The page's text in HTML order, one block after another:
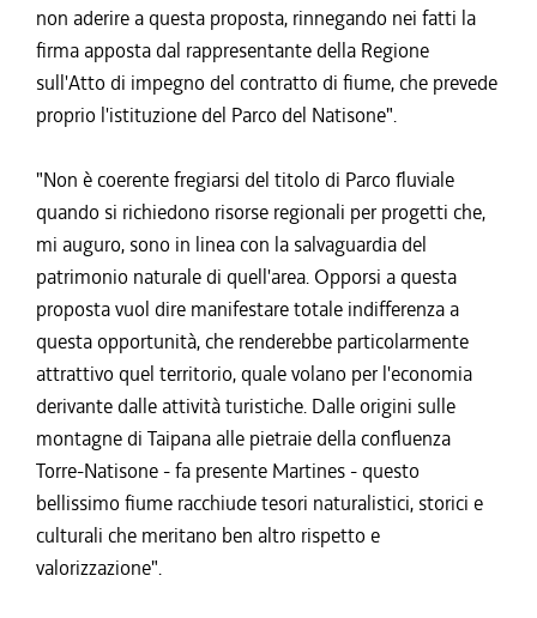
non aderire a questa proposta, rinnegando nei fatti la
firma apposta dal rappresentante della Regione
sull'Atto di impegno del contratto di fiume, che prevede
proprio l'istituzione del Parco del Natisone".
"Non è coerente fregiarsi del titolo di Parco fluviale
quando si richiedono risorse regionali per progetti che,
mi auguro, sono in linea con la salvaguardia del
patrimonio naturale di quell'area. Opporsi a questa
proposta vuol dire manifestare totale indifferenza a
questa opportunità, che renderebbe particolarmente
attrattivo quel territorio, quale volano per l'economia
derivante dalle attività turistiche. Dalle origini sulle
montagne di Taipana alle pietraie della confluenza
Torre-Natisone - fa presente Martines - questo
bellissimo fiume racchiude tesori naturalistici, storici e
culturali che meritano ben altro rispetto e
valorizzazione".